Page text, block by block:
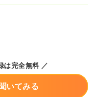
は完全無料 ／
いてみる